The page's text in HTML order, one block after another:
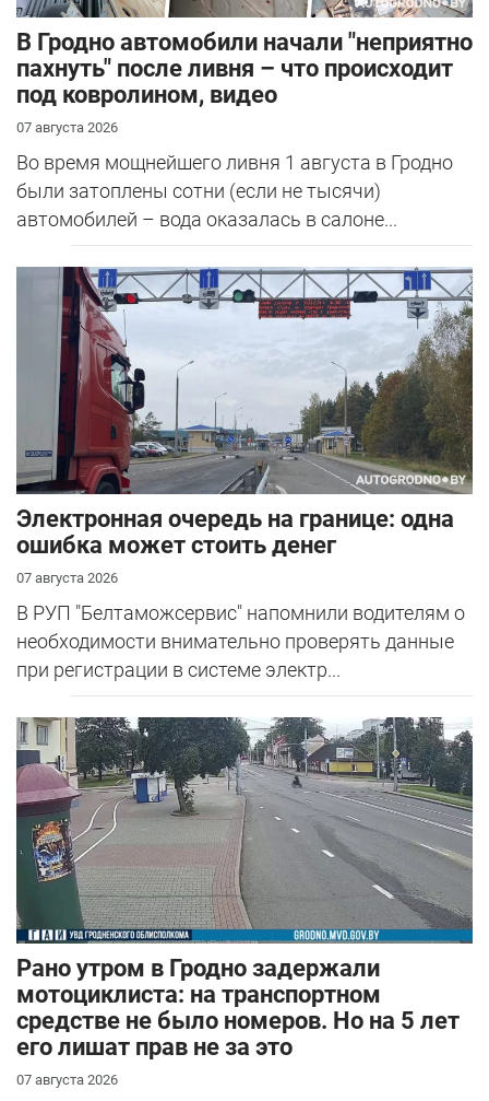
В Гродно автомобили начали "неприятно
пахнуть" после ливня – что происходит
под ковролином, видео
07 августа 2026
Во время мощнейшего ливня 1 августа в Гродно
были затоплены сотни (если не тысячи)
автомобилей – вода оказалась в салоне...
Электронная очередь на границе: одна
ошибка может стоить денег
07 августа 2026
В РУП "Белтаможсервис" напомнили водителям о
необходимости внимательно проверять данные
при регистрации в системе электр...
Рано утром в Гродно задержали
мотоциклиста: на транспортном
средстве не было номеров. Но на 5 лет
его лишат прав не за это
07 августа 2026